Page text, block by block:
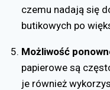
czemu nadają się
butikowych po
Możliwość
papierowe są
je również